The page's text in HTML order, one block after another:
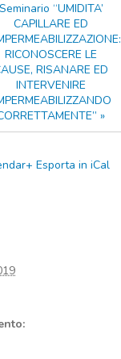
Seminario “UMIDITA’
CAPILLARE ED
RICONOSCERE LE
RISANARE ED
INTERVENIRE
»
+ Esporta in iCal